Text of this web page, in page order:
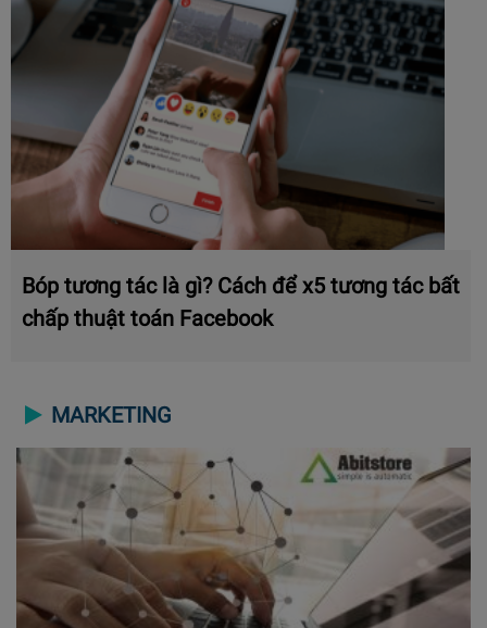
Bóp tương tác là gì? Cách để x5 tương tác bất
chấp thuật toán Facebook
MARKETING